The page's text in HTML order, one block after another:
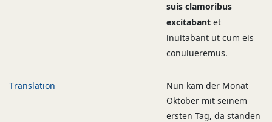
suis clamoribus
excitabant et
inuitabant ut cum eis
conuiueremus.
Translation
Nun kam der Monat
Oktober mit seinem
ersten Tag, da standen